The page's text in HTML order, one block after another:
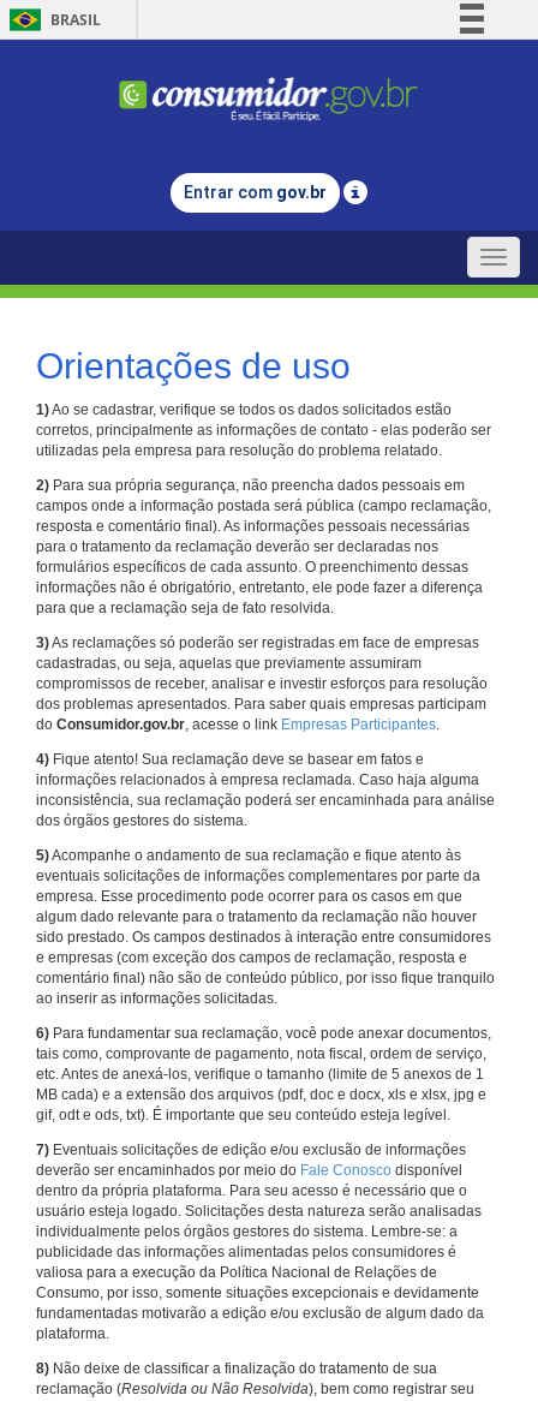
BRASIL
Comunica BR
Legislação
Entrar com gov.br
Toggle
Orientações de uso
1)Ao se cadastrar, verifique se todos os dados solicitados estão
corretos, principalmente as informações de contato - elas poderão ser
utilizadas pela empresa para resolução do problema relatado.
2) Para sua própria segurança, não preencha dados pessoais em
campos onde a informação postada será pública (campo reclamação,
resposta e comentário final). As informações pessoais necessárias
para o tratamento da reclamação deverão ser declaradas nos
formulários específicos de cada assunto. O preenchimento dessas
informações não é obrigatório, entretanto, ele pode fazer a diferença
para que a reclamação seja de fato resolvida.
3)As reclamações só poderão ser registradas em face de empresas
cadastradas, ou seja, aquelas que previamente assumiram
compromissos de receber, analisar e investir esforços para resolução
dos problemas apresentados. Para saber quais empresas participam
do Consumidor.gov.br, acesse o link Empresas Participantes.
4) Fique atento! Sua reclamação deve se basear em fatos e
informações relacionados à empresa reclamada. Caso haja alguma
inconsistência, sua reclamação poderá ser encaminhada para análise
dos órgãos gestores do sistema.
5)Acompanhe o andamento de sua reclamação e fique atento às
eventuais solicitações de informações complementares por parte da
empresa. Esse procedimento pode ocorrer para os casos em que
algum dado relevante para o tratamento da reclamação não houver
sido prestado. Os campos destinados à interação entre consumidores
e empresas (com exceção dos campos de reclamação, resposta e
comentário final) não são de conteúdo público, por isso fique tranquilo
ao inserir as informações solicitadas.
6) Para fundamentar sua reclamação, você pode anexar documentos,
tais como, comprovante de pagamento, nota fiscal, ordem de serviço,
etc. Antes de anexá-los, verifique o tamanho (limite de 5 anexos de 1
MB cada) e a extensão dos arquivos (pdf, doc e docx, xls e xlsx, jpg e
gif, odt e ods, txt). É importante que seu conteúdo esteja legível.
7) Eventuais solicitações de edição e/ou exclusão de informações
deverão ser encaminhados por meio do Fale Conosco disponível
dentro da própria plataforma. Para seu acesso é necessário que o
usuário esteja logado. Solicitações desta natureza serão analisadas
individualmente pelos órgãos gestores do sistema. Lembre-se: a
publicidade das informações alimentadas pelos consumidores é
valiosa para a execução da Política Nacional de Relações de
Consumo, por isso, somente situações excepcionais e devidamente
fundamentadas motivarão a edição e/ou exclusão de algum dado da
plataforma.
8) Não deixe de classificar a finalização do tratamento de sua
reclamação (Resolvida ou Não Resolvida), bem como registrar seu